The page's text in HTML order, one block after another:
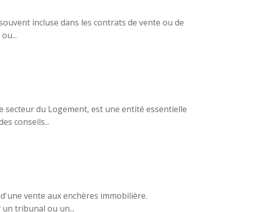
incluse dans les contrats de vente ou de
du Logement, est une entité essentielle
conseils...
vente aux enchères immobilière.
tribunal ou un...